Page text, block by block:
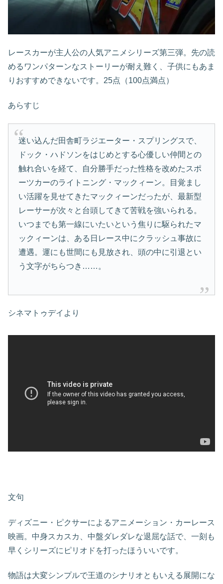
レースカーが主人公の人気アニメシリーズ第三弾。先の読
めるワンパターンなストーリーが耐え難く、子供にもあま
りおすすめできないです。25点（100点満点）
あらすじ
迷い込んだ田舎町ラジエーター・スプリングスで、
ドック・ハドソンをはじめとする心優しい仲間との
触れ合いを経て、自分勝手だった性格を改めたスポ
ーツカーのライトニング・マックィーン。目覚まし
い活躍を見せてきたマックィーンだったが、最新型
レーサーが次々と台頭してきて苦戦を強いられる。
いつまでも第一線にいたいという焦りに駆られたマ
ックィーンは、ある日レース中にクラッシュ事故に
遭遇。運にも世間にも見放され、頭の中に引退とい
う文字がちらつき……。
シネマトゥデイより
文句
ディズニー・ピクサーによるアニメーション・カーレース
映画。中身スカスカ、中盤ダレダレな退屈な話で、一刻も
早くシリーズにピリオドを打ったほういいです。
物語は大変シンプルで王道のシナリオともいえる展開にな